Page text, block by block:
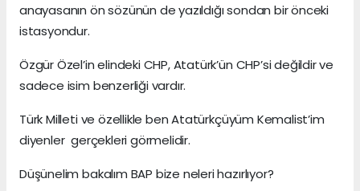
anayasanın ön sözünün de yazıldığı sondan bir önceki
istasyondur.
Özgür Özel’in elindeki CHP, Atatürk’ün CHP’si değildir ve
sadece isim benzerliği vardır.
Türk Milleti ve özellikle ben Atatürkçüyüm Kemalist’im
diyenler gerçekleri görmelidir.
Düşünelim bakalım BAP bize neleri hazırlıyor?